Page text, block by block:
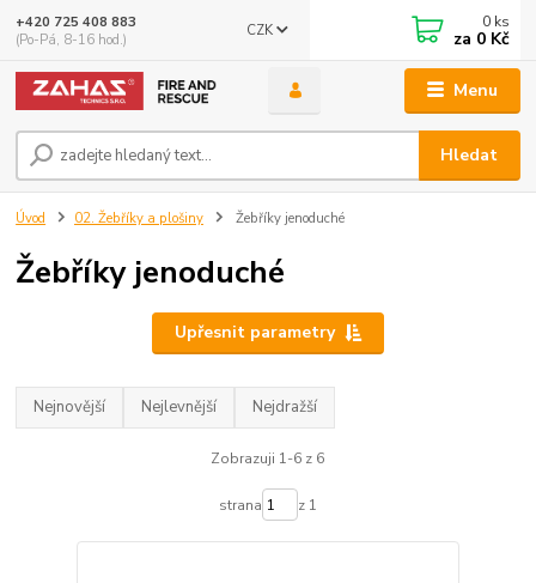
Menu
CZK
Hledat
+420 725 408 883
(Po-Pá, 8-16 hod.)
0 ks
za 0 Kč
Úvod 02. Žebříky a plošiny Žebříky jenoduché
Žebříky jenoduché
Upřesnit parametry
Nejnovější Nejlevnější Nejdražší
Zobrazuji 1-6 z 6
strana z 1